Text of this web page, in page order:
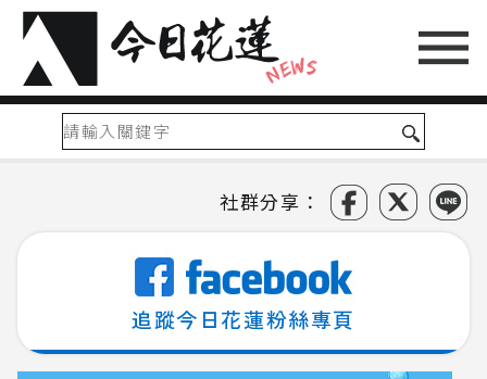
社群分享：
追蹤今日花蓮粉絲專頁